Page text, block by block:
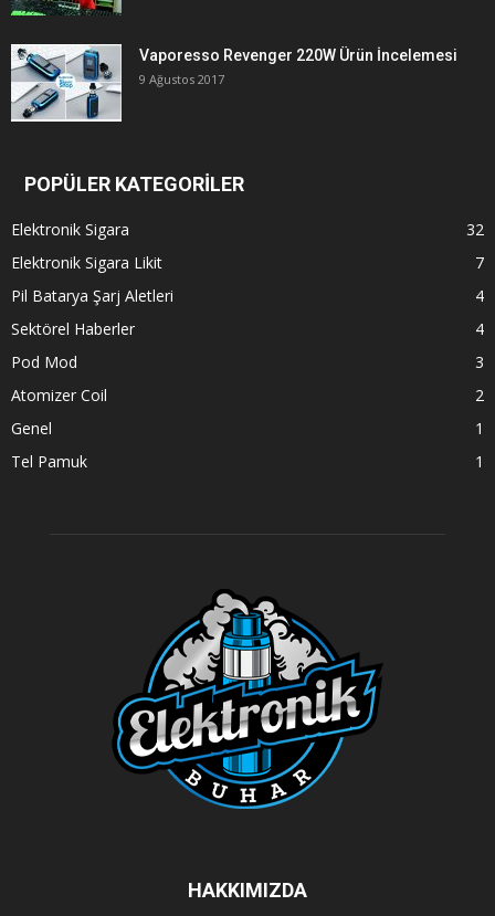
Vaporesso Revenger 220W Ürün İncelemesi
9 Ağustos 2017
POPÜLER KATEGORİLER
Elektronik Sigara
32
Elektronik Sigara Likit
7
Pil Batarya Şarj Aletleri
4
Sektörel Haberler
4
Pod Mod
3
Atomizer Coil
2
Genel
1
Tel Pamuk
1
HAKKIMIZDA